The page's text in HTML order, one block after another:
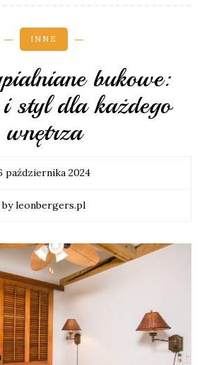
INNE
bukowe:
i styl dla każdego
wnętrza
października 2024
by leonbergers.pl